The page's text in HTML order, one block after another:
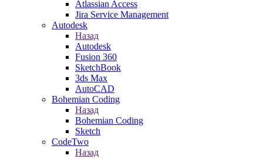
Atlassian Access
Jira Service Management
Autodesk
Назад
Autodesk
Fusion 360
SketchBook
3ds Max
AutoCAD
Bohemian Coding
Назад
Bohemian Coding
Sketch
CodeTwo
Назад